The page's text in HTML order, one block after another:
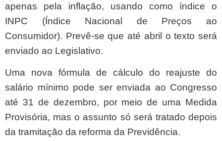
apenas pela inflação, usando como índice o
INPC (Índice Nacional de Preços ao
Consumidor). Prevê-se que até abril o texto será
enviado ao Legislativo.
Uma nova fórmula de cálculo do reajuste do
salário mínimo pode ser enviada ao Congresso
até 31 de dezembro, por meio de uma Medida
Provisória, mas o assunto só será tratado depois
da tramitação da reforma da Previdência.